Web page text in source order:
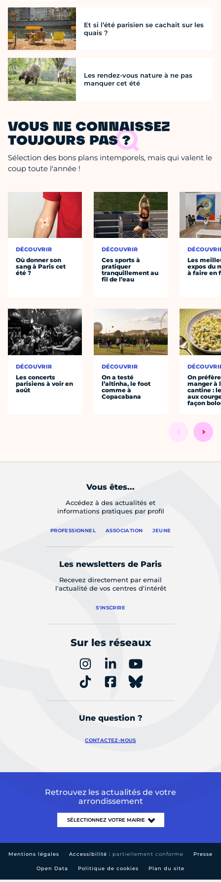
Et si l’été parisien se cachait sur les
quais ?
Les rendez-vous nature à ne pas
manquer cet été
VOUS NE CONNAISSEZ
TOUJOURS PAS ?
Sélection des bons plans intemporels, mais qui valent le
coup toute l'année !
DÉCOUVRIR
Où donner son
sang à Paris cet
été ?
DÉCOUVRIR
Les concerts
parisiens à voir en
août
DÉCOUVRIR
Ces sports à
pratiquer
tranquillement au
fil de l’eau
DÉCOUVRIR
On a testé
l’altinha, le foot
comme à
Copacabana
Les
expos du
à faire en
On préfère
manger à
cantine :
aux
façon
Vous êtes...
Accédez à des actualités et
informations pratiques par profil
PROFESSIONNEL ASSOCIATION JEUNE
Les newsletters de Paris
Recevez directement par email
l'actualité de vos centres d'intérêt
S'INSCRIRE
Sur les réseaux
Une question ?
CONTACTEZ-NOUS
Retrouvez les actualités de votre
arrondissement
Mentions légales Accessibilité : partiellement conforme Presse
Open Data Politique de cookies Plan du site